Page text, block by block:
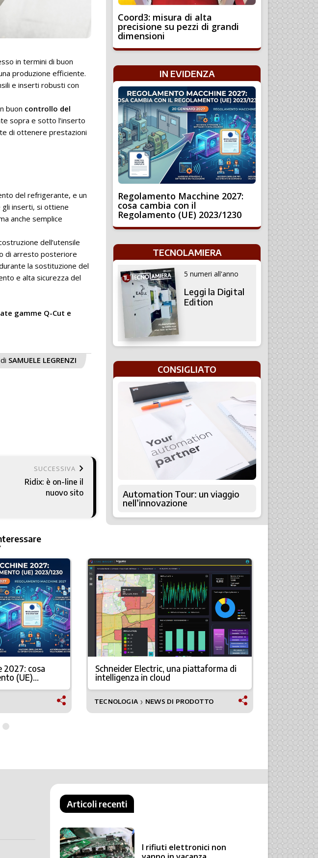
in termini di buon
produzione efficiente.
e inserti robusti con
buon controllo del
sopra e sotto l’inserto
di ottenere prestazioni
del refrigerante, e un
gli inserti, si ottiene
anche semplice
dell’utensile
di arresto posteriore
la sostituzione del
e alta sicurezza del
gamme Q-Cut e
SAMUELE LEGRENZI
SUCCESSIVA keyboard_arrow_right
Ridix: è on-line il
nuovo sito
Coord3: misura di alta
precisione su pezzi di grandi
dimensioni
IN EVIDENZA
Regolamento Macchine 2027:
cosa cambia con il
Regolamento (UE) 2023/1230
TECNOLAMIERA
5 numeri all'anno
Leggi la Digital
Edition
CONSIGLIATO
Automation Tour: un viaggio
nell’innovazione
2027: cosa
(UE)
Schneider Electric, una piattaforma di
intelligenza in cloud
TECNOLOGIA ❯ NEWS DI PRODOTTO
il nuovo
NEWS
Articoli recenti
I rifiuti elettronici non